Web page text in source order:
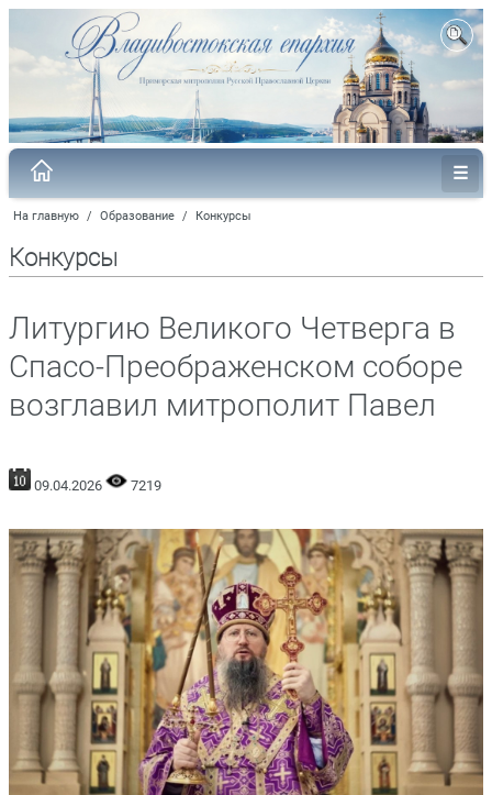
На главную / Образование / Конкурсы
Конкурсы
Литургию Великого Четверга в
Спасо-Преображенском соборе
возглавил митрополит Павел
09.04.2026 7219